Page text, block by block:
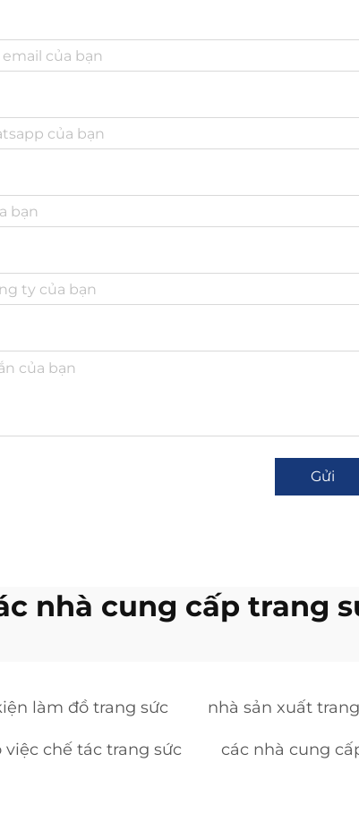
Gửi
nhà cung cấp trang
làm đồ trang sức nhà sản xuất
chế tác trang sức các nhà cung